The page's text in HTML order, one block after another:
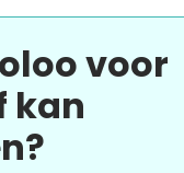
voor
kan